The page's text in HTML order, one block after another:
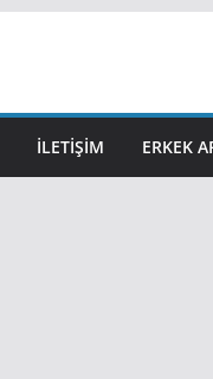
İLETIŞIM ERKEK